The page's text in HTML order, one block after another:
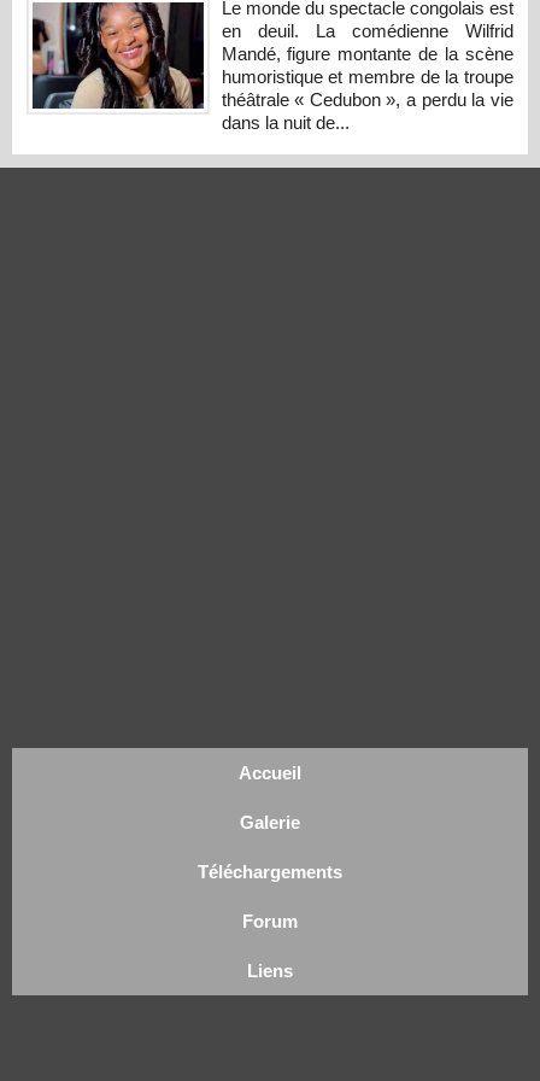
Le monde du spectacle congolais est
en deuil. La comédienne Wilfrid
Mandé, figure montante de la scène
humoristique et membre de la troupe
théâtrale « Cedubon », a perdu la vie
dans la nuit de...
Accueil
Galerie
Téléchargements
Forum
Liens